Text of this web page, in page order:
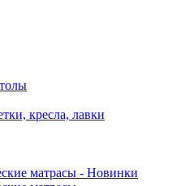
кресла, лавки
матрасы - Новинки